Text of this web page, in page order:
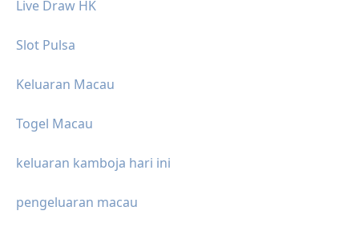
Live Draw HK
Slot Pulsa
Keluaran Macau
Togel Macau
keluaran kamboja hari ini
pengeluaran macau